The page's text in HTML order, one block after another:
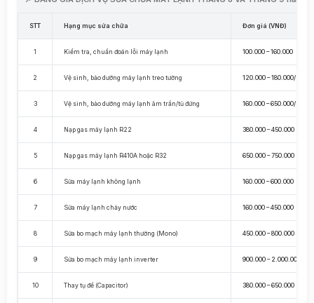
STT Hạng mục sửa chữa Đơn giá (VNĐ)
1 Kiểm tra, chuẩn đoán lỗi máy lạnh 100.000 – 160.000
2 Vệ sinh, bảo dưỡng máy lạnh treo tường 120.000 – 180.000/máy
3 Vệ sinh, bảo dưỡng máy lạnh âm trần/tủ đứng 160.000 – 650.000/máy
4 Nạp gas máy lạnh R22 380.000 – 450.000
5 Nạp gas máy lạnh R410A hoặc R32 650.000 – 750.000
6 Sửa máy lạnh không lạnh 160.000 – 600.000
7 Sửa máy lạnh chảy nước 160.000 – 450.000
8 Sửa bo mạch máy lạnh thường (Mono) 450.000 – 800.000
9 Sửa bo mạch máy lạnh inverter 900.000 – 2.000.000
10 Thay tụ đề (Capacitor) 380.000 – 650.000